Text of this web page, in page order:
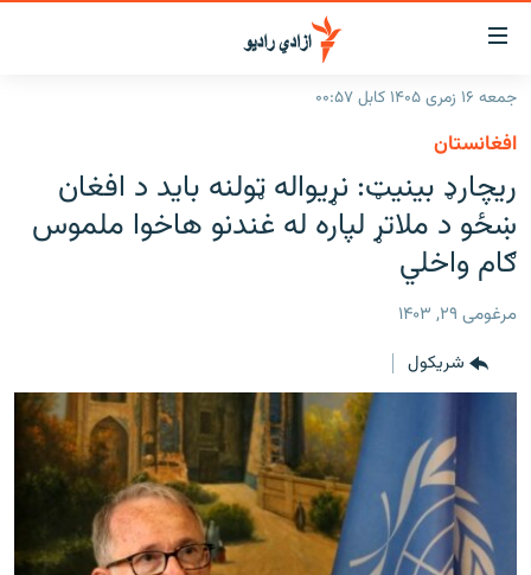
د
لاسرسۍ
وړ
لېنکونه
متن
ته
ورتلل
اصلي
ته
مراجعه
راپورونه
افغانستان
خبرونه
افغانستان
د خپرونو جدول
انځوریزه برخه
د کډوالۍ بحران
'کووېډ-۱۹'
اړیکه
جمعه ۱۶ زمری ۱۴۰۵ کابل ۰۰:۵۷
افغانستان
ریچارډ بینیټ: نړیواله ټولنه باید د افغان
ښځو د ملاتړ لپاره له غندنو هاخوا ملموس
ګام واخلي
مرغومی ۲۹, ۱۴۰۳
شريکول